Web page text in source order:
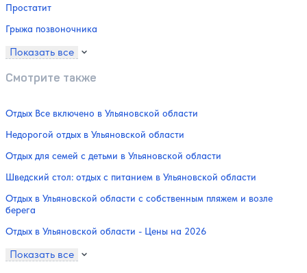
Простатит
Грыжа позвоночника
Показать все
Смотрите также
Отдых Все включено в Ульяновской области
Недорогой отдых в Ульяновской области
Отдых для семей с детьми в Ульяновской области
Шведский стол: отдых с питанием в Ульяновской области
Отдых в Ульяновской области с собственным пляжем и возле
берега
Отдых в Ульяновской области - Цены на 2026
Показать все